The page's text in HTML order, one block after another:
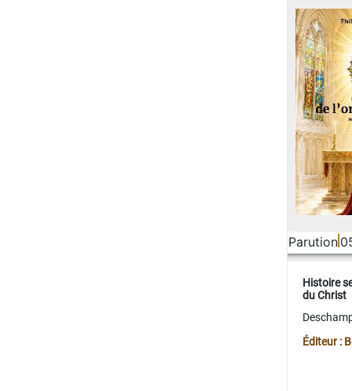
Parution
Histoire
du Christ
Éditeur :